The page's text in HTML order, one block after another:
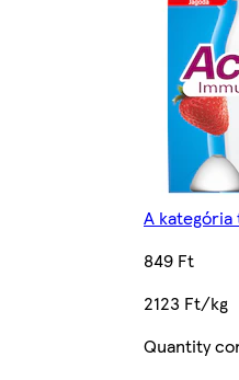
A
849 Ft
2123 Ft/kg
Quantity